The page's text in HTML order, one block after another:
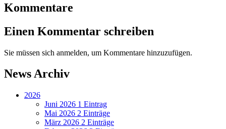
Kommentare
Einen Kommentar schreiben
Sie müssen sich anmelden, um Kommentare hinzuzufügen.
News Archiv
2026
Juni 2026 1 Eintrag
Mai 2026 2 Einträge
März 2026 2 Einträge